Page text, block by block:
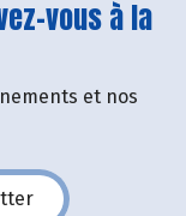
vous à la
et nos